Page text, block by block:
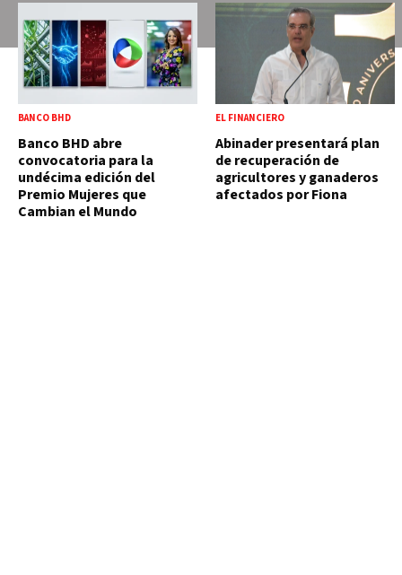
BANCO BHD
Banco BHD abre
convocatoria para la
undécima edición del
Premio Mujeres que
Cambian el Mundo
EL FINANCIERO
Abinader presentará plan
de recuperación de
agricultores y ganaderos
afectados por Fiona